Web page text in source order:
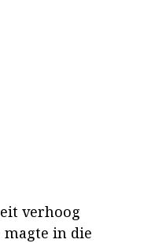
verhoog
in die